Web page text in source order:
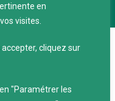
en
visites.
cliquez sur
"Paramétrer les